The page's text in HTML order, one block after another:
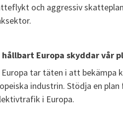
och aggressiv
Europa skyddar vår
tar täten i att bekämpa
industrin. Stödja en
i Europa.